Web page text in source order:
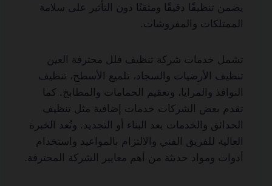
يضمن تنظيفًا دقيقًا ومتقنًا دون التأثير على سلامة
الممتلكات والمفروشات.
تشمل خدمات شركة تنظيف فلل محترفة العين
تنظيف الأرضيات والسجاد، تلميع الأسطح، تنظيف
النوافذ والمرايا، وتعقيم الحمامات والمطابخ. كما
تقدم بعض الشركات خدمات إضافية مثل تنظيف
الحدائق والخدمات بعد البناء أو التجديد. وتُعد الخبرة
العالية للفريق الفني والالتزام بالمواعيد واستخدام
أدوات ومواد حديثة من أهم معايير الشركة المحترفة.